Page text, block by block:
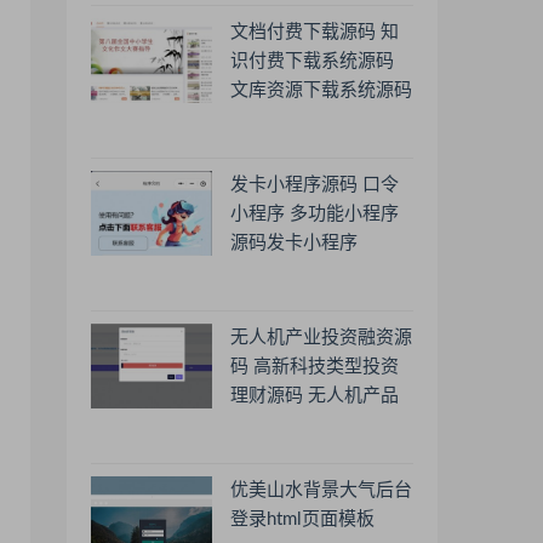
文档付费下载源码 知
识付费下载系统源码
文库资源下载系统源码
发卡小程序源码 口令
小程序 多功能小程序
源码发卡小程序
无人机产业投资融资源
码 高新科技类型投资
理财源码 无人机产品
优美山水背景大气后台
登录html页面模板